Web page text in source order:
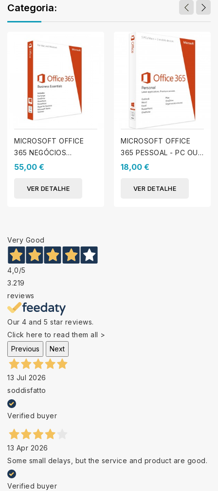
Categoria:
MICROSOFT OFFICE
365 NEGÓCIOS
ESSENCIAIS
55,00 €
VER DETALHE
MICROSOFT OFFICE
365 PESSOAL - PC OU
MAC
18,00 €
VER DETALHE
Very Good
4,0/5
3.219
reviews
Our 4 and 5 star reviews.
Click here to read them all >
Previous
Next
13 Jul 2026
soddisfatto
Verified buyer
13 Apr 2026
Some small delays, but the service and product are good.
Verified buyer